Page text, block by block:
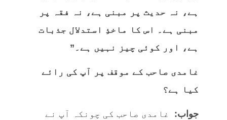
ہے، نہ حدیث پر مبنی ہے، نہ فقہ پر
مبنی ہے۔ اس کا ماخذِ استدلال جذبات
ہے، اور کوئی چیز نہیں ہے۔”
غامدی صاحب کے موقف پر آپ کی رائے
کیا ہے؟
جواب:
غامدی صاحب کی چونکہ آپ نے